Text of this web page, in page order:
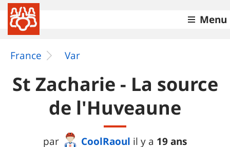
Menu
France Var
St Zacharie - La source
de l'Huveaune
par CoolRaoul il y a 19 ans